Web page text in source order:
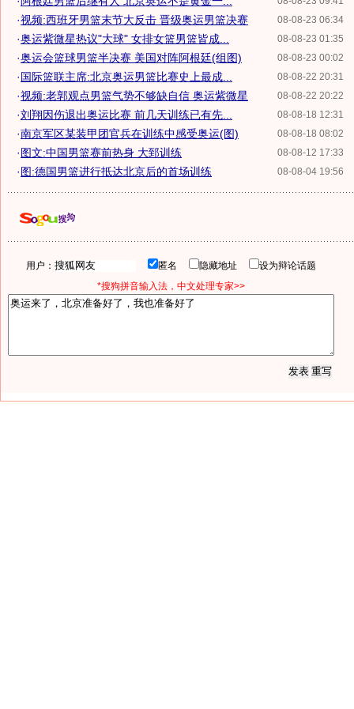
08-08-23 06:34
·视频:西班牙男篮末节大反击 晋级奥运男篮决赛
08-08-23 01:35
·奥运紫微星热议"大球" 女排女篮男篮皆成...
08-08-23 00:02
·奥运会篮球男篮半决赛 美国对阵阿根廷(组图)
08-08-22 20:31
·国际篮联主席:北京奥运男篮比赛史上最成...
08-08-22 20:22
·视频:老郭观点男篮气势不够缺自信 奥运紫微星
08-08-18 12:31
·刘翔因伤退出奥运比赛 前几天训练已有先...
08-08-18 08:02
·南京军区某装甲团官兵在训练中感受奥运(图)
08-08-12 17:33
·图文:中国男篮赛前热身 大郅训练
08-08-04 19:56
·图:德国男篮进行抵达北京后的首场训练
用户： 匿名 隐藏地址
设为辩论话题
*搜狗拼音输入法，中文处理专家>>